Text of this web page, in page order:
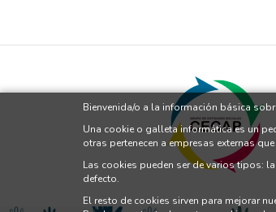
Bienvenida/o a la información básica
Una cookie o galleta informática es un
otras pertenecen a empresas externas
Las cookies pueden ser de varios tipos:
defecto.
El resto de cookies sirven para mejorar